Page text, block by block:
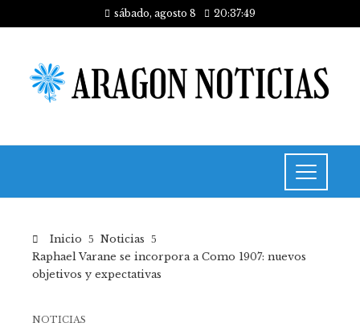
sábado, agosto 8 20:37:49
Inicio
Noticias
Raphael Varane se incorpora a Como 1907: nuevos
objetivos y expectativas
NOTICIAS